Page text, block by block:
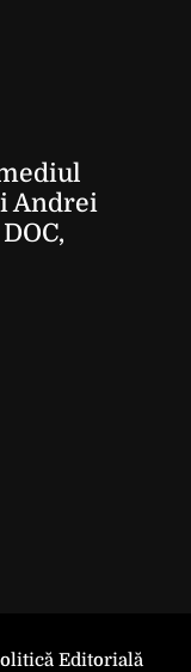
Andrei
Editorială